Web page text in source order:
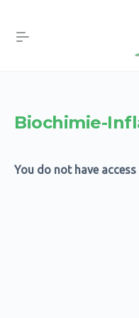
Biochimie-
You do not have